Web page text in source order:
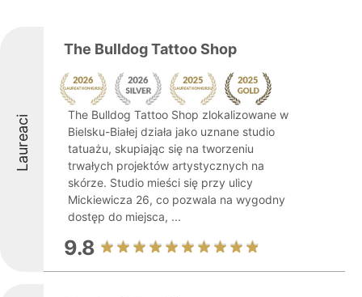
Laureaci
The Bulldog Tattoo Shop
The Bulldog Tattoo Shop zlokalizowane w
Bielsku-Białej działa jako uznane studio
tatuażu, skupiając się na tworzeniu
trwałych projektów artystycznych na
skórze. Studio mieści się przy ulicy
Mickiewicza 26, co pozwala na wygodny
dostęp do miejsca, ...
9.8